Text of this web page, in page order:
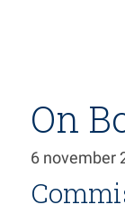
OverslaanOn
6 november